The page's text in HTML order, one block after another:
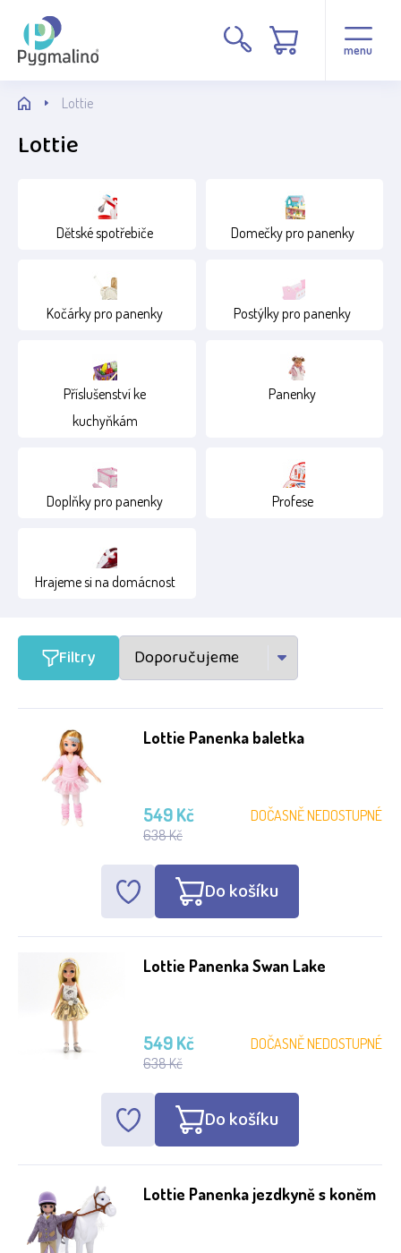
menu
Cena
Běžné zboží
Novinka
AKCE
15+
4+
Lottie
Lottie
Dětské spotřebiče Domečky pro panenky
Kočárky pro panenky Postýlky pro panenky
Příslušenství ke
kuchyňkám
Panenky
Doplňky pro panenky Profese
Hrajeme si na domácnost
Filtry
Lottie Panenka baletka
DOČASNĚ NEDOSTUPNÉ
549 Kč
638 Kč
Do košíku
Lottie Panenka Swan Lake
DOČASNĚ NEDOSTUPNÉ
549 Kč
638 Kč
Do košíku
Lottie Panenka jezdkyně s koněm